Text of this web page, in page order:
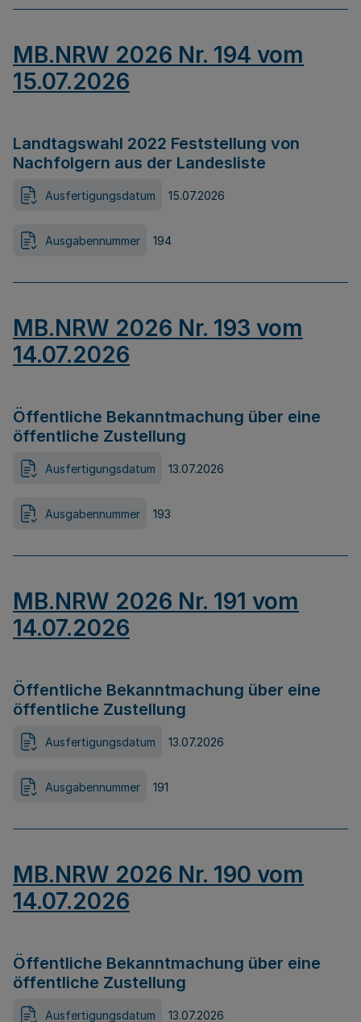
MB.NRW 2026 Nr. 194 vom
15.07.2026
Landtagswahl 2022 Feststellung von
Nachfolgern aus der Landesliste
Ausfertigungsdatum 15.07.2026
Ausgabennummer 194
MB.NRW 2026 Nr. 193 vom
14.07.2026
Öffentliche Bekanntmachung über eine
öffentliche Zustellung
Ausfertigungsdatum 13.07.2026
Ausgabennummer 193
MB.NRW 2026 Nr. 191 vom
14.07.2026
Öffentliche Bekanntmachung über eine
öffentliche Zustellung
Ausfertigungsdatum 13.07.2026
Ausgabennummer 191
MB.NRW 2026 Nr. 190 vom
14.07.2026
Öffentliche Bekanntmachung über eine
öffentliche Zustellung
Ausfertigungsdatum 13.07.2026